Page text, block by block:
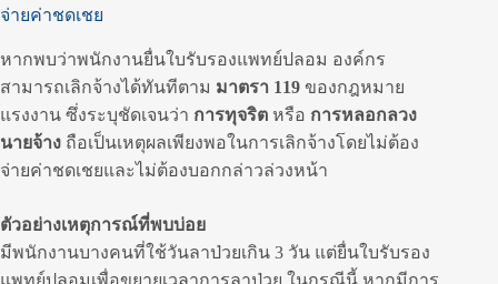
จ่ายค่าชดเชย
หากพบว่าพนักงานยื่นใบรับรองแพทย์ปลอม องค์กร
สามารถเลิกจ้างได้ทันทีตาม มาตรา 119 ของกฎหมาย
แรงงาน ซึ่งระบุชัดเจนว่า การทุจริต หรือ การหลอกลวง
นายจ้าง ถือเป็นเหตุผลเพียงพอในการเลิกจ้างโดยไม่ต้อง
จ่ายค่าชดเชยและไม่ต้องบอกกล่าวล่วงหน้า
ตัวอย่างเหตุการณ์ที่พบบ่อย
มีพนักงานบางคนที่ใช้วันลาป่วยเกิน 3 วัน แต่ยื่นใบรับรอง
แพทย์ปลอมเพื่อขยายเวลาการลาป่วย ในกรณีนี้ หากมีการ